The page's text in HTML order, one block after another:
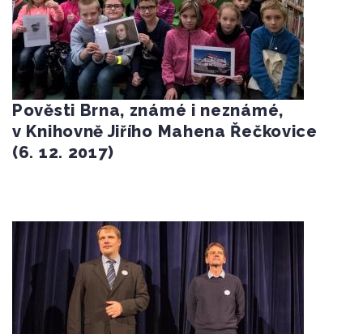
Pověsti Brna, známé i neznámé,
v Knihovně Jiřího Mahena Řečkovice
(6. 12. 2017)